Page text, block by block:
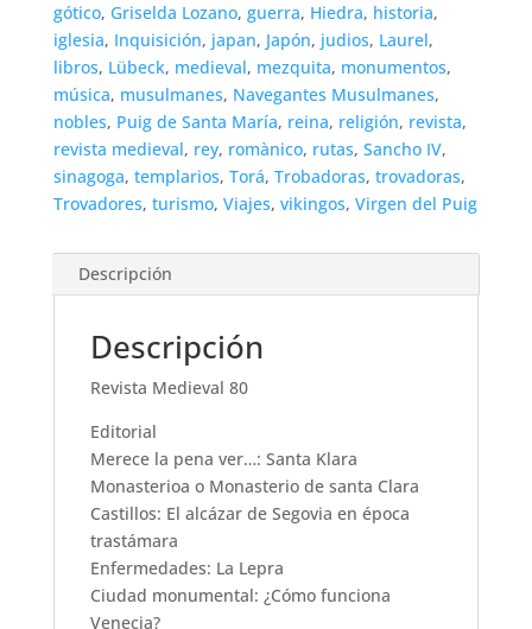
gótico, Griselda Lozano, guerra, Hiedra, historia,
iglesia, Inquisición, japan, Japón, judios, Laurel,
libros, Lübeck, medieval, mezquita, monumentos,
música, musulmanes, Navegantes Musulmanes,
nobles, Puig de Santa María, reina, religión, revista,
revista medieval, rey, romànico, rutas, Sancho IV,
sinagoga, templarios, Torá, Trobadoras, trovadoras,
Trovadores, turismo, Viajes, vikingos, Virgen del Puig
Descripción
Descripción
Revista Medieval 80
Editorial
Merece la pena ver…: Santa Klara
Monasterioa o Monasterio de santa Clara
Castillos: El alcázar de Segovia en época
trastámara
Enfermedades: La Lepra
Ciudad monumental: ¿Cómo funciona
Venecia?